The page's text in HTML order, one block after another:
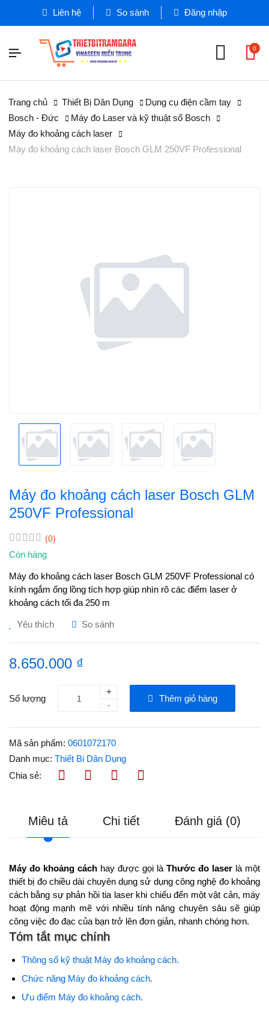
Liên hệ So sánh Đăng nhập
0
Trang chủ Thiết Bị Dân Dụng
Dụng cụ điện cầm tay
Bosch - Đức
Máy đo Laser và kỹ thuật số Bosch
Máy đo khoảng cách laser
Máy đo khoảng cách laser Bosch GLM 250VF Professional
Máy đo khoảng cách laser Bosch GLM
250VF Professional
(0)
Còn hàng
Máy đo khoảng cách laser Bosch GLM 250VF Professional có
kính ngắm ống lồng tích hợp giúp nhìn rõ các điểm laser ở
khoảng cách tối đa 250 m
Yêu thích So sánh
8.650.000 ₫
Số lượng
+
-
Thêm giỏ hàng
Mã sản phẩm: 0601072170
Danh mục: Thiết Bị Dân Dụng
Chia sẻ:
Miêu tả Chi tiết Đánh giá (0)
Máy đo khoảng cách hay được gọi là Thước đo laser là một
thiết bị đo chiều dài chuyên dụng sử dụng công nghệ đo khoảng
cách bằng sự phản hồi tia laser khi chiếu đến một vật cản, máy
hoạt động mạnh mẽ với nhiều tính năng chuyên sâu sẽ giúp
công việc đo đạc của bạn trở lên đơn giản, nhanh chóng hơn.
Tóm tắt mục chính
Thông số kỹ thuật Máy đo khoảng cách.
Chức năng Máy đo khoảng cách.
Ưu điểm Máy đo khoảng cách.